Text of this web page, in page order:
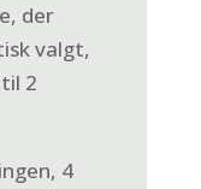
der
valgt,
2
4